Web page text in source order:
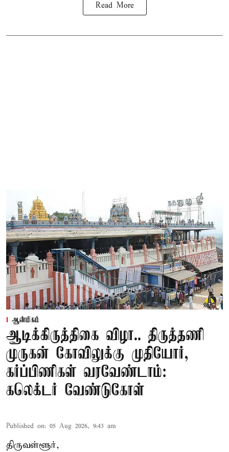
Read More
ஆன்மிகம்
ஆடிக்கிருத்திகை விழா.. திருத்தணி
முருகன் கோவிலுக்கு முதியோர்,
கர்ப்பிணிகள் வரவேண்டாம்:
கலெக்டர் வேண்டுகோள்
Published on: 05 Aug 2026, 9:43 am
திருவள்ளூர்,